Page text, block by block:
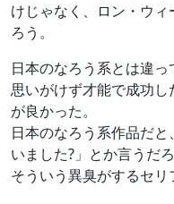
けじゃなく、ロン・ウ
ろう。
日本のなろう系とは違
思いがけず才能で成功
が良かった。
日本のなろう系作品だ
いました?」とか言うだろ
そういう異臭がするセリ